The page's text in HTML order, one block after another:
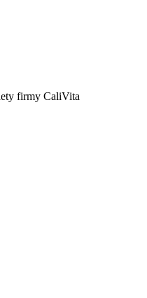
firmy CaliVita